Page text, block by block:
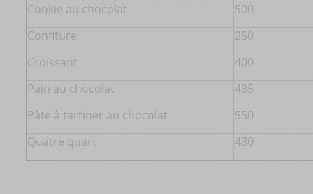
Cookie au chocolat
500
Confiture
250
Croissant
400
Pain au chocolat
435
Pâte à tartiner au chocolat
550
Quatre quart
430